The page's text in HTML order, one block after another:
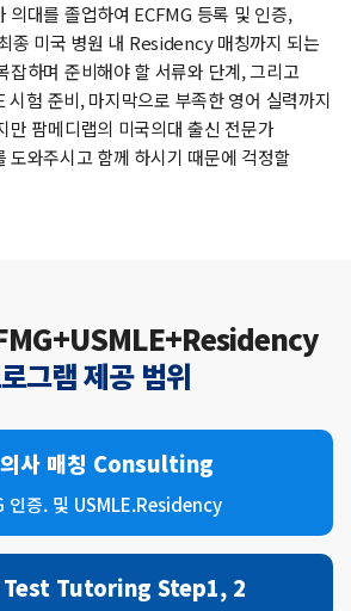
의대를 졸업하여 ECFMG 등록 및 인증,
종 미국 병원 내 Residency 매칭까지 되는
잡하며 준비해야 할 서류와 단계, 그리고
험 준비, 마지막으로 부족한 영어 실력까지
만 팜메디랩의 미국의대 출신 전문가
도와주시고 함께 하시기 때문에 걱정할
그램 제공 범위
사 매칭 Consulting
인증. 및 USMLE.Residency
Tutoring Step1, 2